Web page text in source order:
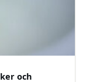
och